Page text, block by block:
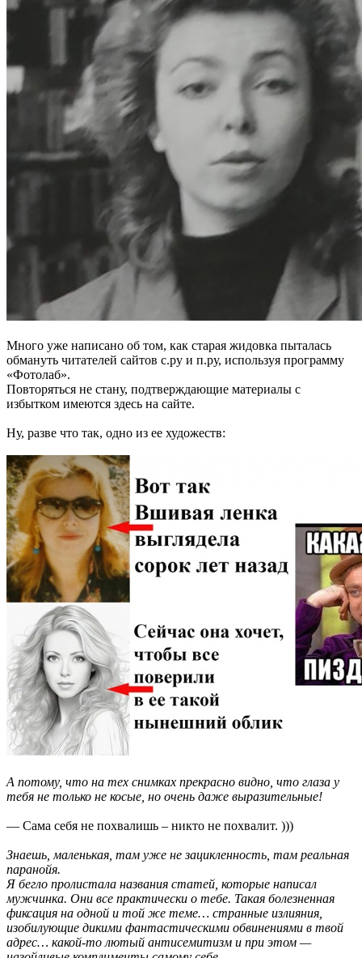
Много уже написано об том, как старая жидовка пыталась
обмануть читателей сайтов с.ру и п.ру, используя программу
«Фотолаб».
Повторяться не стану, подтверждающие материалы с
избытком имеются здесь на сайте.
Ну, разве что так, одно из ее художеств:
А потому, что на тех снимках прекрасно видно, что глаза у
тебя не только не косые, но очень даже выразительные!
— Сама себя не похвалишь – никто не похвалит. )))
Знаешь, маленькая, там уже не зацикленность, там реальная
паранойя.
Я бегло пролистала названия статей, которые написал
мужчинка. Они все практически о тебе. Такая болезненная
фиксация на одной и той же теме… странные излияния,
изобилующие дикими фантастическими обвинениями в твой
адрес… какой-то лютый антисемитизм и при этом —